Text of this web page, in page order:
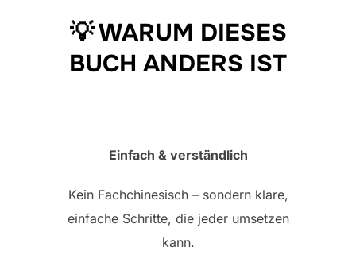
💡 WARUM DIESES
BUCH ANDERS IST
Einfach & verständlich
Kein Fachchinesisch – sondern klare,
einfache Schritte, die jeder umsetzen
kann.